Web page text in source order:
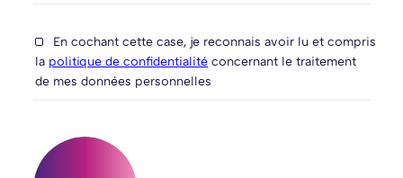
En cochant cette case, je reconnais avoir lu et compris
la politique de confidentialité concernant le traitement
de mes données personnelles